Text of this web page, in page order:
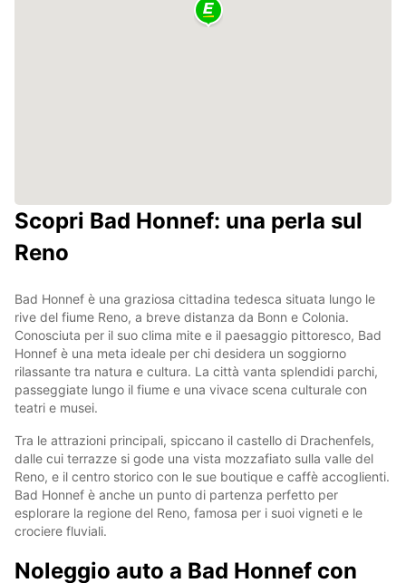
Scopri Bad Honnef: una perla sul
Reno
Bad Honnef è una graziosa cittadina tedesca situata lungo le
rive del fiume Reno, a breve distanza da Bonn e Colonia.
Conosciuta per il suo clima mite e il paesaggio pittoresco, Bad
Honnef è una meta ideale per chi desidera un soggiorno
rilassante tra natura e cultura. La città vanta splendidi parchi,
passeggiate lungo il fiume e una vivace scena culturale con
teatri e musei.
Tra le attrazioni principali, spiccano il castello di Drachenfels,
dalle cui terrazze si gode una vista mozzafiato sulla valle del
Reno, e il centro storico con le sue boutique e caffè accoglienti.
Bad Honnef è anche un punto di partenza perfetto per
esplorare la regione del Reno, famosa per i suoi vigneti e le
crociere fluviali.
Noleggio auto a Bad Honnef con